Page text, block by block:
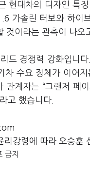
현대차의 디자인 특
가솔린 터보와 하이
이라는 관측이 나오
드 경쟁력 강화입니
차 수요 정체가 이어
관계자는 “그랜저 페
고 했습니다.
강령에 따라 오승훈
금지